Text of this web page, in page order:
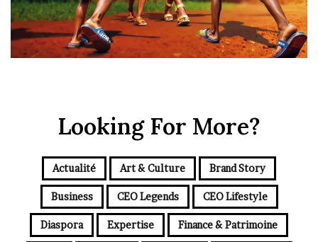
Looking For More?
Actualité Art & Culture Brand Story
Business CEO Legends CEO Lifestyle
Diaspora Expertise Finance & Patrimoine